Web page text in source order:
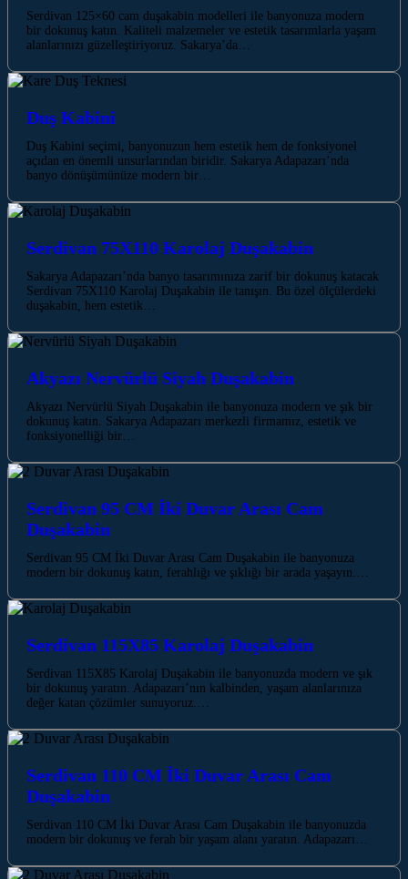
Serdivan 125×60 cam duşakabin modelleri ile banyonuza modern
bir dokunuş katın. Kaliteli malzemeler ve estetik tasarımlarla yaşam
alanlarınızı güzelleştiriyoruz. Sakarya’da…
Duş Kabini
Duş Kabini seçimi, banyonuzun hem estetik hem de fonksiyonel
açıdan en önemli unsurlarından biridir. Sakarya Adapazarı’nda
banyo dönüşümünüze modern bir…
Serdivan 75X110 Karolaj Duşakabin
Sakarya Adapazarı’nda banyo tasarımınıza zarif bir dokunuş katacak
Serdivan 75X110 Karolaj Duşakabin ile tanışın. Bu özel ölçülerdeki
duşakabin, hem estetik…
Akyazı Nervürlü Siyah Duşakabin
Akyazı Nervürlü Siyah Duşakabin ile banyonuza modern ve şık bir
dokunuş katın. Sakarya Adapazarı merkezli firmamız, estetik ve
fonksiyonelliği bir…
Serdivan 95 CM İki Duvar Arası Cam
Duşakabin
Serdivan 95 CM İki Duvar Arası Cam Duşakabin ile banyonuza
modern bir dokunuş katın, ferahlığı ve şıklığı bir arada yaşayın.…
Serdivan 115X85 Karolaj Duşakabin
Serdivan 115X85 Karolaj Duşakabin ile banyonuzda modern ve şık
bir dokunuş yaratın. Adapazarı’nın kalbinden, yaşam alanlarınıza
değer katan çözümler sunuyoruz.…
Serdivan 110 CM İki Duvar Arası Cam
Duşakabin
Serdivan 110 CM İki Duvar Arası Cam Duşakabin ile banyonuzda
modern bir dokunuş ve ferah bir yaşam alanı yaratın. Adapazarı…